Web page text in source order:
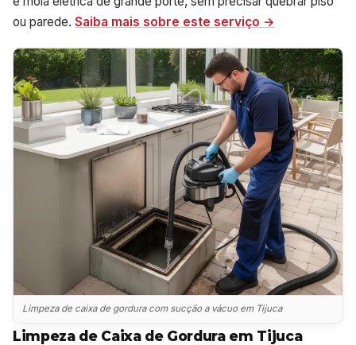
ou parede. Saiba mais sobre este serviço →
Limpeza de caixa de gordura com sucção a vácuo em Tijuca
Limpeza de Caixa de Gordura em Tijuca